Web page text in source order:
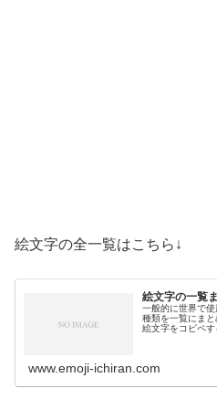
絵文字の全一覧はこちら↓
絵文字の一覧
一般的に世界で
種類を一覧にま
絵文字をコピペす
www.emoji-ichiran.com